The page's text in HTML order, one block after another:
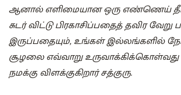
ஆனால் எளிமையான ஒரு எண்ணெய்
சுடர் விட்டு பிரகாசிப்பதைத் தவிர
இருப்பதையும், உங்கள் இல்லங்களில்
சூழலை எவ்வாறு
நமக்கு விளக்குகிறார் சத்குரு.